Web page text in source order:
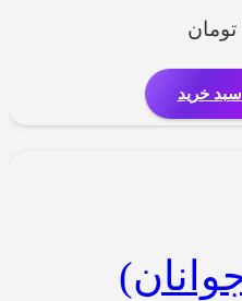
تومان
سبد خرید